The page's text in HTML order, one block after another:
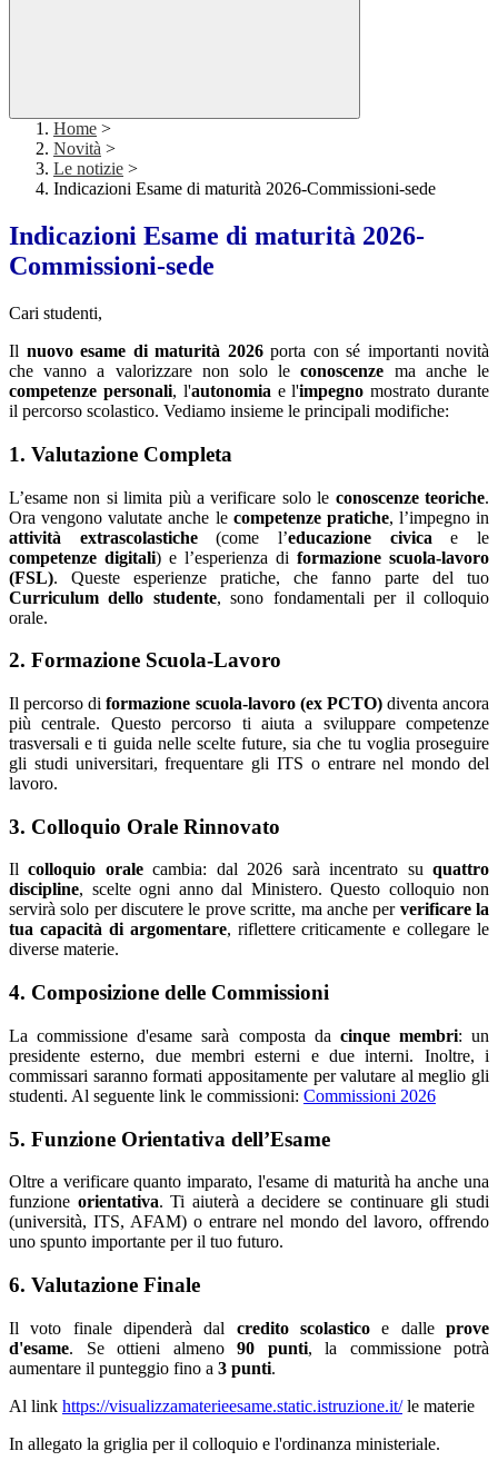
Home >
Novità >
Le notizie >
Indicazioni Esame di maturità 2026-Commissioni-sede
Indicazioni Esame di maturità 2026-
Commissioni-sede
Cari studenti,
Il nuovo esame di maturità 2026porta con sé importanti novità
che vanno a valorizzare non solo leconoscenze ma anche le
competenze personali, l'autonomia e l'impegno mostrato durante
il percorso scolastico. Vediamo insieme le principali modifiche:
1. Valutazione Completa
L’esame non si limita più a verificare solo le conoscenze teoriche.
Ora vengono valutate anche le competenze pratiche, l’impegno in
attività extrascolastiche(come l’educazione civica e le
competenze digitali) e l’esperienza di formazione scuola-lavoro
(FSL). Queste esperienze pratiche, che fanno parte del tuo
Curriculum dello studente, sono fondamentali per il colloquio
orale.
2. Formazione Scuola-Lavoro
Il percorso diformazione scuola-lavoro (ex PCTO)diventa ancora
più centrale. Questo percorso ti aiuta a sviluppare competenze
trasversali e ti guida nelle scelte future, sia che tu voglia proseguire
gli studi universitari, frequentare gli ITS o entrare nel mondo del
lavoro.
3. Colloquio Orale Rinnovato
Ilcolloquio oralecambia: dal 2026 sarà incentrato suquattro
discipline, scelte ogni anno dal Ministero. Questo colloquio non
servirà solo per discutere le prove scritte, ma anche per verificare la
tua capacità di argomentare, riflettere criticamente e collegare le
diverse materie.
4. Composizione delle Commissioni
La commissione d'esame sarà composta da cinque membri: un
presidente esterno, due membri esterni e due interni. Inoltre, i
commissari saranno formati appositamente per valutare al meglio gli
studenti. Al seguente link le commissioni: Commissioni 2026
5. Funzione Orientativa dell’Esame
Oltre a verificare quanto imparato, l'esame di maturità ha anche una
funzione orientativa. Ti aiuterà a decidere se continuare gli studi
(università, ITS, AFAM) o entrare nel mondo del lavoro, offrendo
uno spunto importante per il tuo futuro.
6. Valutazione Finale
Il voto finale dipenderà dal credito scolastico e dalleprove
d'esame. Se ottieni almeno 90 punti, la commissione potrà
aumentare il punteggio fino a 3 punti.
Al link https://visualizzamaterieesame.static.istruzione.it/le materie
In allegato la griglia per il colloquio e l'ordinanza ministeriale.